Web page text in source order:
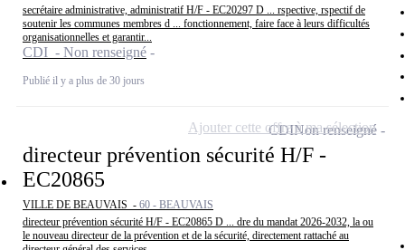
secrétaire administrative, administratif H/F - EC20297 D ... rspective, rspectif de
soutenir les communes membres d ... fonctionnement, faire face à leurs difficultés
organisationnelles et garantir...
CDI - Non renseigné
Publié il y a plus de 30 jours
directeur prévention sécurité H/F -
EC20865
VILLE DE BEAUVAIS - 60 - BEAUVAIS
directeur prévention sécurité H/F - EC20865 D ... dre du mandat 2026-2032, la ou
le nouveau directeur de la prévention et de la sécurité, directement rattaché au
CDINon renseigné
Ajouter cette offre à ma sélection